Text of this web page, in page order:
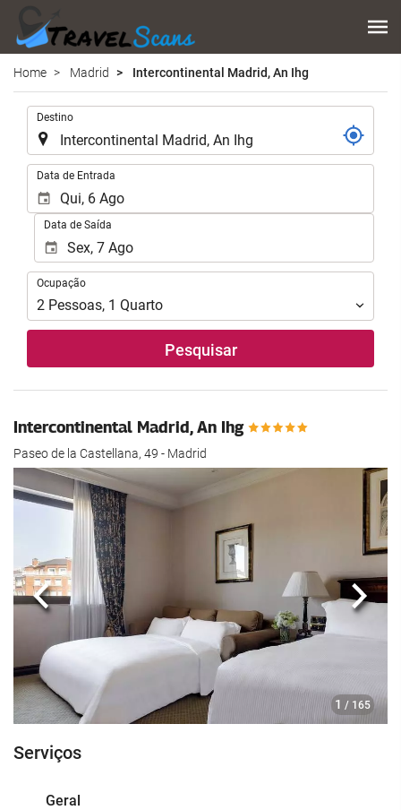
Home Madrid Intercontinental Madrid, An Ihg
Destino
Data de Entrada
Data de Saída
Ocupação
Ocupação
2 Pessoas, 1 Quarto
Pesquisar
Intercontinental Madrid, An Ihg
Paseo de la Castellana, 49 - Madrid
1 / 165
Anterior
Serviços
Geral